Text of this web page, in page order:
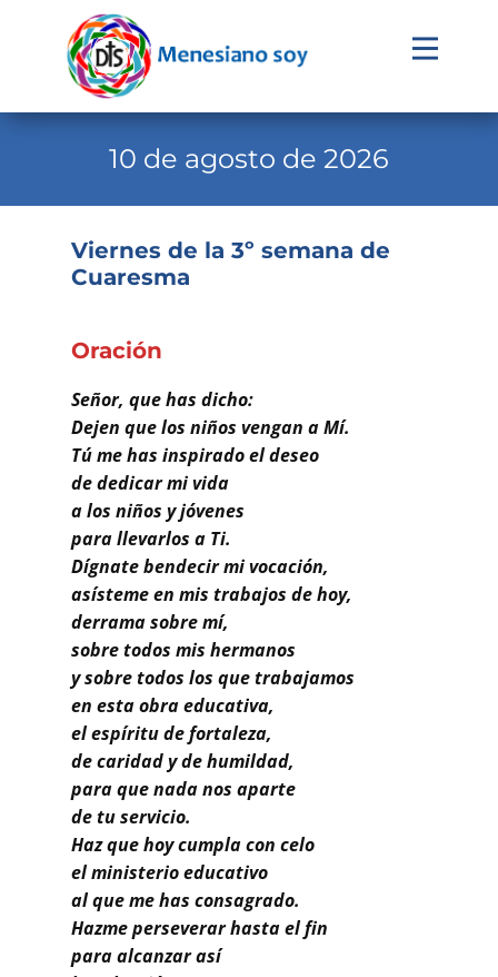
Evangelio
Institucional
Pastoral Vocacional
Recursos
Contacto
Buscar
10 de agosto de 2026
Viernes de la 3º semana de
Cuaresma
Oración
Señor, que has dicho:
Dejen que los niños vengan a Mí.
Tú me has inspirado el deseo
de dedicar mi vida
a los niños y jóvenes
para llevarlos a Ti.
Dígnate bendecir mi vocación,
asísteme en mis trabajos de hoy,
derrama sobre mí,
sobre todos mis hermanos
y sobre todos los que trabajamos
en esta obra educativa,
el espíritu de fortaleza,
de caridad y de humildad,
para que nada nos aparte
de tu servicio.
Haz que hoy cumpla con celo
el ministerio educativo
al que me has consagrado.
Hazme perseverar hasta el fin
para alcanzar así